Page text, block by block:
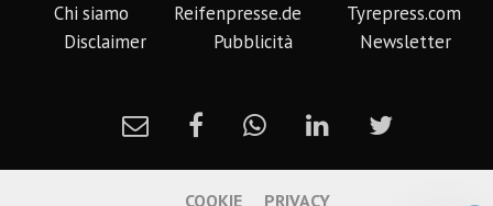
Chi siamo Reifenpresse.de
Tyrepress.com
Disclaimer
Pubblicità Newsletter
COOKIE PRIVACY